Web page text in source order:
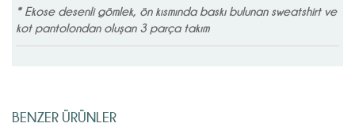
* Ekose desenli gömlek, ön kısmında baskı bulunan sweatshirt ve
kot pantolondan oluşan 3 parça takım
BENZER ÜRÜNLER